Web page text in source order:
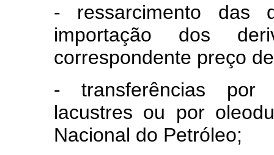
- ressarcimento das
importação dos
correspondente preço
- transferências por
lacustres ou por
Nacional do Petróleo;